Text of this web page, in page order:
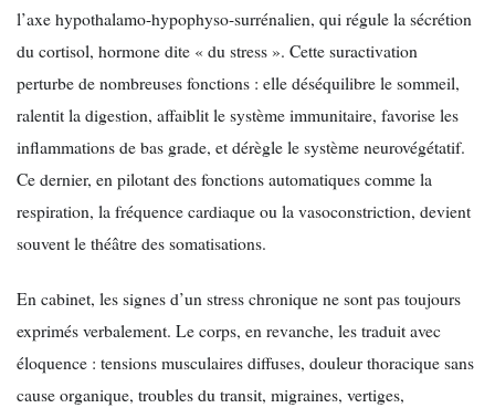
l’axe hypothalamo-hypophyso-surrénalien, qui régule la sécrétion
du cortisol, hormone dite « du stress ». Cette suractivation
perturbe de nombreuses fonctions : elle déséquilibre le sommeil,
ralentit la digestion, affaiblit le système immunitaire, favorise les
inflammations de bas grade, et dérègle le système neurovégétatif.
Ce dernier, en pilotant des fonctions automatiques comme la
respiration, la fréquence cardiaque ou la vasoconstriction, devient
souvent le théâtre des somatisations.
En cabinet, les signes d’un stress chronique ne sont pas toujours
exprimés verbalement. Le corps, en revanche, les traduit avec
éloquence : tensions musculaires diffuses, douleur thoracique sans
cause organique, troubles du transit, migraines, vertiges,